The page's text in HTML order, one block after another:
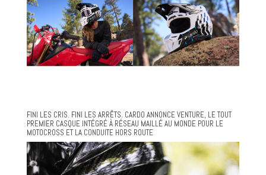
FINI LES CRIS. FINI LES ARRÊTS. CARDO ANNONCE VENTURE, LE TOUT
PREMIER CASQUE INTÉGRÉ À RÉSEAU MAILLÉ AU MONDE POUR LE
MOTOCROSS ET LA CONDUITE HORS ROUTE